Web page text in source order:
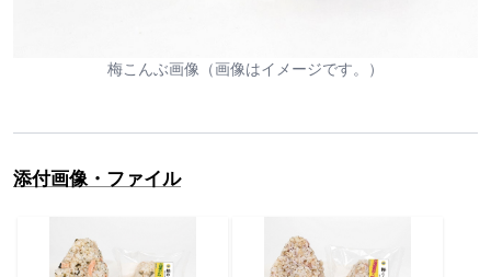
梅こんぶ画像（画像はイメージです。）
添付画像・ファイル